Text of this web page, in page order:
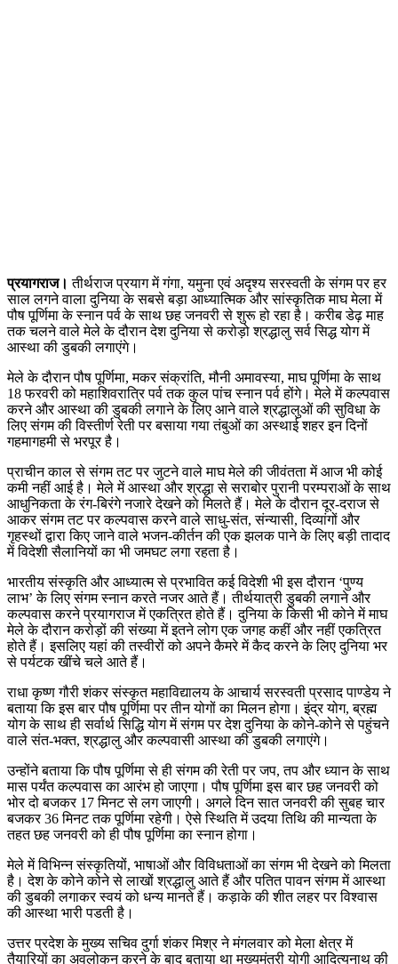
प्रयागराज। तीर्थराज प्रयाग में गंगा, यमुना एवं अदृश्य सरस्वती के संगम पर हर
साल लगने वाला दुनिया के सबसे बड़ा आध्यात्मिक और सांस्कृतिक माघ मेला में
पौष पूर्णिमा के स्नान पर्व के साथ छह जनवरी से शुरू हो रहा है। करीब डेढ़ माह
तक चलने वाले मेले के दौरान देश दुनिया से करोड़ो श्रद्धालु सर्व सिद्ध योग में
आस्था की डुबकी लगाएंगे।
मेले के दौरान पौष पूर्णिमा, मकर संक्रांति, मौनी अमावस्या, माघ पूर्णिमा के साथ
18 फरवरी को महाशिवरात्रि पर्व तक कुल पांच स्नान पर्व होंगे। मेले में कल्पवास
करने और आस्था की डुबकी लगाने के लिए आने वाले श्रद्धालुओं की सुविधा के
लिए संगम की विस्तीर्ण रेती पर बसाया गया तंबुओं का अस्थाई शहर इन दिनों
गहमागहमी से भरपूर है।
प्राचीन काल से संगम तट पर जुटने वाले माघ मेले की जीवंतता में आज भी कोई
कमी नहीं आई है। मेले में आस्था और श्रद्धा से सराबोर पुरानी परम्पराओं के साथ
आधुनिकता के रंग-बिरंगे नजारे देखने काे मिलते हैं। मेले के दौरान दूर-दराज से
आकर संगम तट पर कल्पवास करने वाले साधु-संत, संन्यासी, दिव्यांगों और
गृहस्थों द्वारा किए जाने वाले भजन-कीर्तन की एक झलक पाने के लिए बड़ी तादाद
में विदेशी सैलानियों का भी जमघट लगा रहता है।
भारतीय संस्कृति और आध्यात्म से प्रभावित कई विदेशी भी इस दौरान ‘पुण्य
लाभ’ के लिए संगम स्नान करते नजर आते हैं। तीर्थयात्री डुबकी लगाने और
कल्पवास करने प्रयागराज में एकत्रित होते हैं। दुनिया के किसी भी कोने में माघ
मेले के दौरान करोड़ों की संख्या में इतने लोग एक जगह कहीं और नहीं एकत्रित
होते हैं। इसलिए यहां की तस्वीरों को अपने कैमरे में कैद करने के लिए दुनिया भर
से पर्यटक खींचे चले आते हैं।
राधा कृष्ण गौरी शंकर संस्कृत महाविद्यालय के आचार्य सरस्वती प्रसाद पाण्डेय ने
बताया कि इस बार पौष पूर्णिमा पर तीन योगों का मिलन होगा। इंद्र योग, ब्रह्म
योग के साथ ही सर्वार्थ सिद्धि योग में संगम पर देश दुनिया के कोने-कोने से पहुंचने
वाले संत-भक्त, श्रद्धालु और कल्पवासी आस्था की डुबकी लगाएंगे।
उन्होंने बताया कि पौष पूर्णिमा से ही संगम की रेती पर जप, तप और ध्यान के साथ
मास पर्यंत कल्पवास का आरंभ हो जाएगा। पौष पूर्णिमा इस बार छह जनवरी को
भोर दो बजकर 17 मिनट से लग जाएगी। अगले दिन सात जनवरी की सुबह चार
बजकर 36 मिनट तक पूर्णिमा रहेगी। ऐसे स्थिति में उदया तिथि की मान्यता के
तहत छह जनवरी को ही पौष पूर्णिमा का स्नान होगा।
मेले में विभिन्न संस्कृतियों, भाषाओं और विविधताओं का संगम भी देखने को मिलता
है। देश के कोने कोने से लाखों श्रद्धालु आते हैं और पतित पावन संगम में आस्था
की डुबकी लगाकर स्वयं को धन्य मानते हैं। कड़ाके की शीत लहर पर विश्वास
की आस्था भारी पडती है।
उत्तर प्रदेश के मुख्य सचिव दुर्गा शंकर मिश्र ने मंगलवार को मेला क्षेत्र में
तैयारियों का अवलोकन करने के बाद बताया था मुख्यमंत्री योगी आदित्यनाथ की